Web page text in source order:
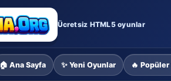
Ücretsiz HTML5 oyunlar
🏠 Ana Sayfa ✨ Yeni Oyunlar 🔥